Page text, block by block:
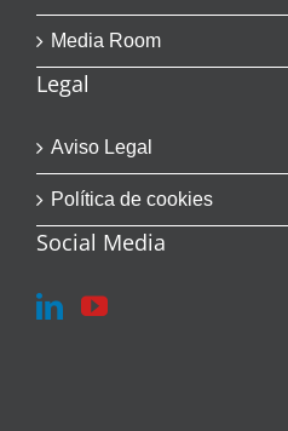
Media Room
Legal
Aviso Legal
Política de cookies
Social Media